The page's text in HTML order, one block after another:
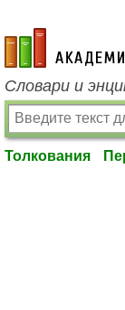
academic.ru
Словари и
Толкования